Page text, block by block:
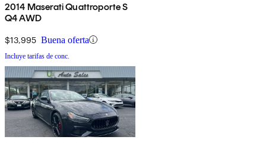
2014 Maserati Quattroporte S
Q4 AWD
$13,995 Buena oferta
Incluye tarifas de conc.